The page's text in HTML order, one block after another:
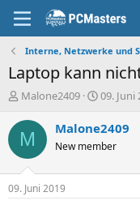
Interne, Netzwerke und
Laptop kann
E
s
t
e
Malone2409
E
s
t
e
t
09. Juni
M Malone2409
New member
09. Juni 2019